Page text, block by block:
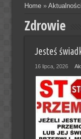
Home» Aktualności
Zdrowie
Jesteś
16 lipca, 2026